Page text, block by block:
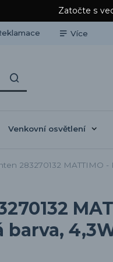
Zatočte s
Více
Venkovní osvětlení
283270132 MATTIMO